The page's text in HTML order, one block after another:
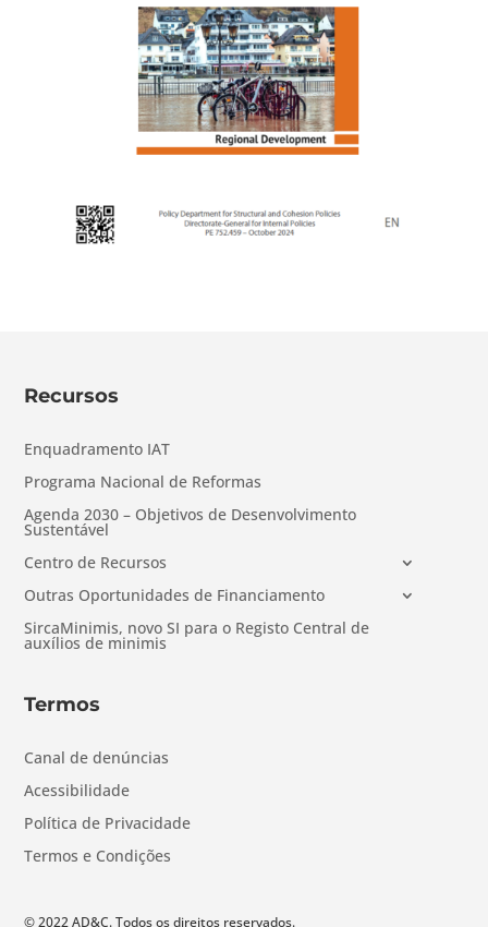
Recursos
Enquadramento IAT
Programa Nacional de Reformas
Agenda 2030 – Objetivos de Desenvolvimento
Sustentável
Centro de Recursos
Outras Oportunidades de Financiamento
SircaMinimis, novo SI para o Registo Central de
auxílios de minimis
Termos
Canal de denúncias
Acessibilidade
Política de Privacidade
Termos e Condições
© 2022 AD&C. Todos os direitos reservados.